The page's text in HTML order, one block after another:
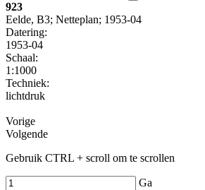
923
Eelde, B3; Netteplan; 1953-04
Datering:
1953-04
Schaal:
1:1000
Techniek:
lichtdruk
Vorige
Volgende
Gebruik CTRL + scroll om te scrollen
Ga